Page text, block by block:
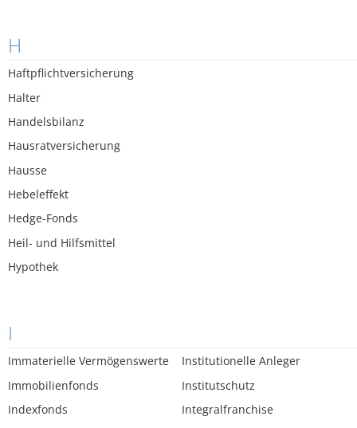
H
Haftpflichtversicherung
Halter
Handelsbilanz
Hausratversicherung
Hausse
Hebeleffekt
Hedge-Fonds
Heil- und Hilfsmittel
Hypothek
I
Immaterielle Vermögenswerte
Immobilienfonds
Indexfonds
Institutionelle Anleger
Institutschutz
Integralfranchise